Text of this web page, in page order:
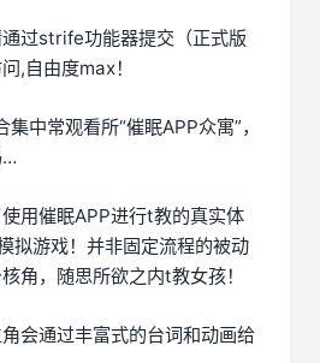
过strife功能器提交（正式版
,自由度max！
中常观看所“催眠APP众寓”，
…
用催眠APP进行t教的真实体
拟游戏！并非固定流程的被动
角，随思所欲之内t教女孩！
会通过丰富式的台词和动画给